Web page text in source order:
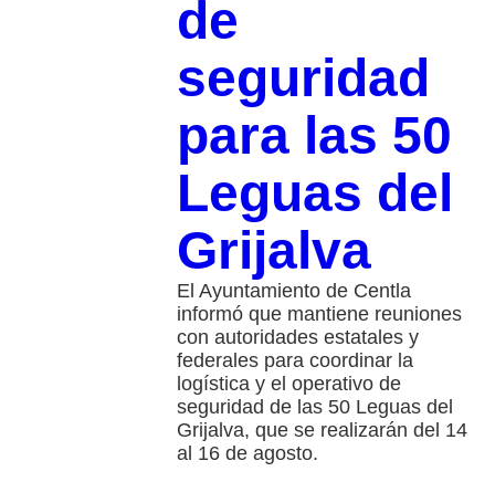
de
seguridad
para las 50
Leguas del
Grijalva
El Ayuntamiento de Centla
informó que mantiene reuniones
con autoridades estatales y
federales para coordinar la
logística y el operativo de
seguridad de las 50 Leguas del
Grijalva, que se realizarán del 14
al 16 de agosto.